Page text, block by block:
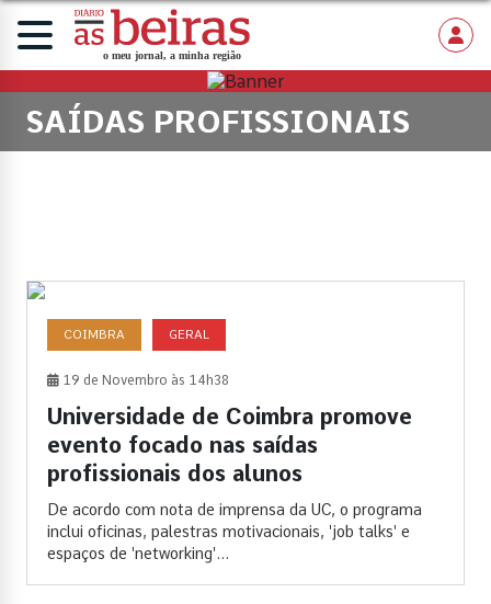
SAÍDAS PROFISSIONAIS
COIMBRA GERAL
19 de Novembro às 14h38
Universidade de Coimbra promove
evento focado nas saídas
profissionais dos alunos
De acordo com nota de imprensa da UC, o programa
inclui oficinas, palestras motivacionais, 'job talks' e
espaços de 'networking'...